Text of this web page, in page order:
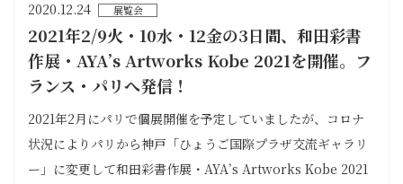
2020.12.24 展覧会
2021年2/9火・10水・12金の3日間、和田彩書
作展・AYA’s Artworks Kobe 2021を開催。フ
ランス・パリへ発信！
2021年2月にパリで個展開催を予定していましたが、コロナ
状況によりパリから神戸「ひょうご国際プラザ交流ギャラリ
ー」に変更して和田彩書作展・AYA’s Artworks Kobe 2021